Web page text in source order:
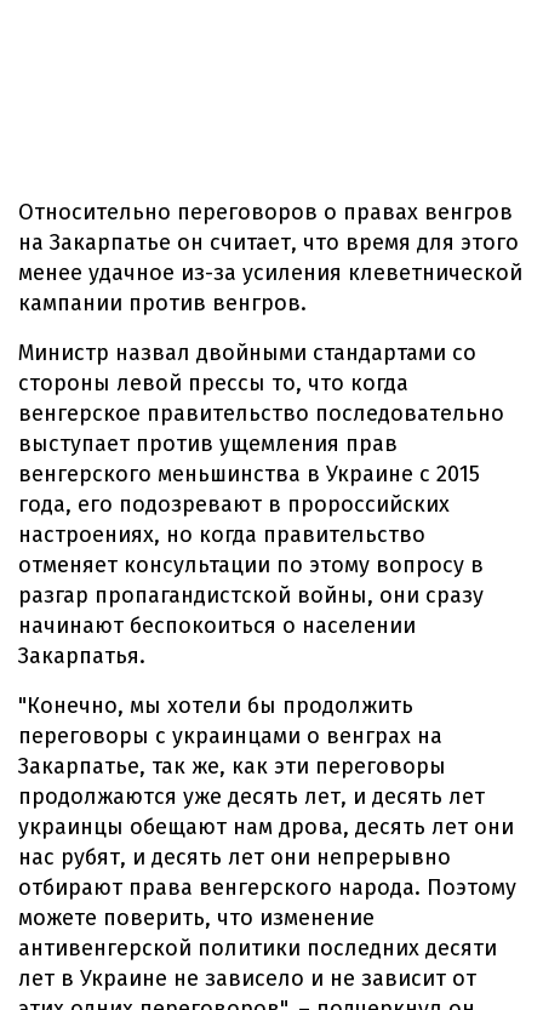
Относительно переговоров о правах венгров
на Закарпатье он считает, что время для этого
менее удачное из-за усиления клеветнической
кампании против венгров.
Министр назвал двойными стандартами со
стороны левой прессы то, что когда
венгерское правительство последовательно
выступает против ущемления прав
венгерского меньшинства в Украине с 2015
года, его подозревают в пророссийских
настроениях, но когда правительство
отменяет консультации по этому вопросу в
разгар пропагандистской войны, они сразу
начинают беспокоиться о населении
Закарпатья.
"Конечно, мы хотели бы продолжить
переговоры с украинцами о венграх на
Закарпатье, так же, как эти переговоры
продолжаются уже десять лет, и десять лет
украинцы обещают нам дрова, десять лет они
нас рубят, и десять лет они непрерывно
отбирают права венгерского народа. Поэтому
можете поверить, что изменение
антивенгерской политики последних десяти
лет в Украине не зависело и не зависит от